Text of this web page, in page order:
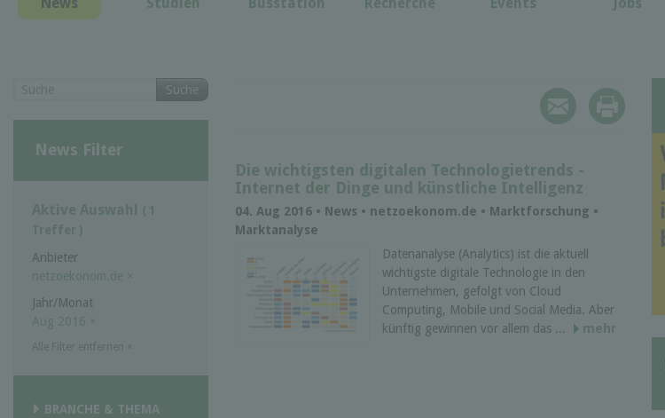
Die wichtigsten digitalen Technologietrends -
Internet der Dinge und künstliche Intelligenz
04. Aug 2016 • News • netzoekonom.de • Marktforschung •
Marktanalyse
Datenanalyse (Analytics) ist die aktuell
wichtigste digitale Technologie in den
Unternehmen, gefolgt von Cloud
Computing, Mobile und Social Media. Aber
künftig gewinnen vor allem das ...
mehr
Suche
News Filter
Aktive Auswahl ( 1
Treffer )
Anbieter
netzoekonom.de ×
Jahr/Monat
Aug 2016 ×
BRANCHE & THEMA